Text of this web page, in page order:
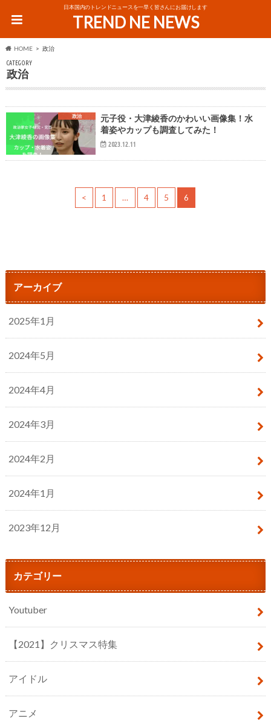
日本国内のトレンドニュースを一早く皆さんにお届けします
TREND NE NEWS
HOME 政治
CATEGORY
政治
政治
元子役・大津綾香のかわいい画像集！水
着姿やカップも調査してみた！
2023.12.11
< 1 … 4 5 6
アーカイブ
2025年1月
2024年5月
2024年4月
2024年3月
2024年2月
2024年1月
2023年12月
カテゴリー
Youtuber
【2021】クリスマス特集
アイドル
アニメ